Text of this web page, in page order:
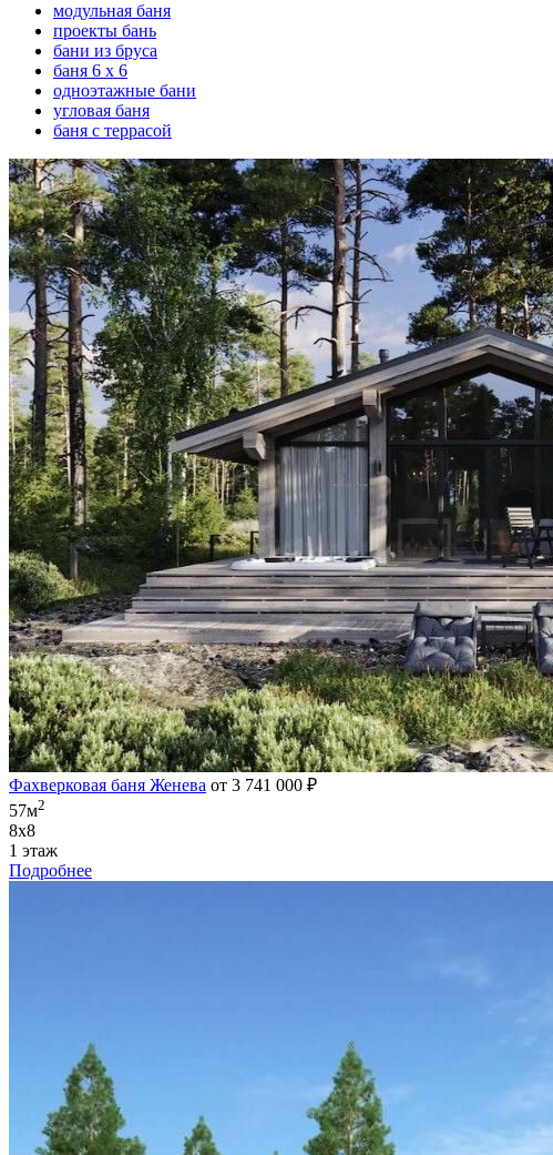
модульная баня
проекты бань
бани из бруса
баня 6 х 6
одноэтажные бани
угловая баня
баня с террасой
Фахверковая баня Женева от 3 741 000 ₽
57м2
8х8
1 этаж
Подробнее